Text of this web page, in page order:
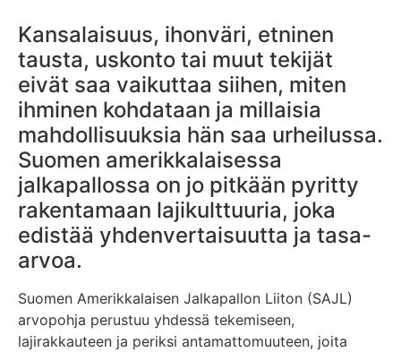
Kansalaisuus, ihonväri, etninen
tausta, uskonto tai muut tekijät
eivät saa vaikuttaa siihen, miten
ihminen kohdataan ja millaisia
mahdollisuuksia hän saa urheilussa.
Suomen amerikkalaisessa
jalkapallossa on jo pitkään pyritty
rakentamaan lajikulttuuria, joka
edistää yhdenvertaisuutta ja tasa-
arvoa.
Suomen Amerikkalaisen Jalkapallon Liiton (SAJL)
arvopohja perustuu yhdessä tekemiseen,
lajirakkauteen ja periksi antamattomuuteen, joita